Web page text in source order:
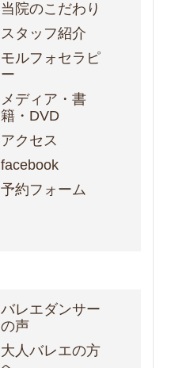
当院のこだわり
スタッフ紹介
モルフォセラピ
ー
メディア・書
籍・DVD
アクセス
facebook
予約フォーム
バレエダンサー
の声
大人バレエの方